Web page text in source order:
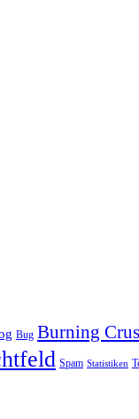
Bug Burning
Spam Statistiken